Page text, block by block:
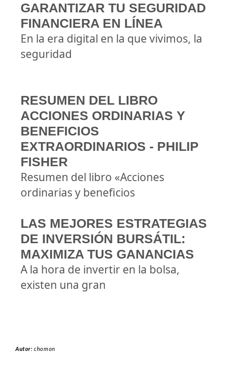
GARANTIZAR TU SEGURIDAD
FINANCIERA EN LÍNEA
En la era digital en la que vivimos, la
seguridad
RESUMEN DEL LIBRO
ACCIONES ORDINARIAS Y
BENEFICIOS
EXTRAORDINARIOS - PHILIP
FISHER
Resumen del libro «Acciones
ordinarias y beneficios
LAS MEJORES ESTRATEGIAS
DE INVERSIÓN BURSÁTIL:
MAXIMIZA TUS GANANCIAS
A la hora de invertir en la bolsa,
existen una gran
Autor:chomon